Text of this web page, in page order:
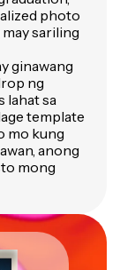
photo
sariling
ginawang
ng
lahat sa
template
mo kung
anong
mong